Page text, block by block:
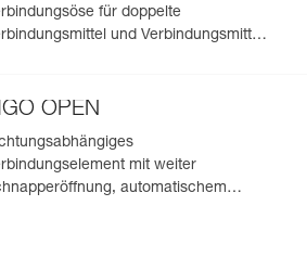
Geschichte eines Produkts ab dem
für doppelte
und Verbindungsmittel
OPEN
mit weiter
automatischem